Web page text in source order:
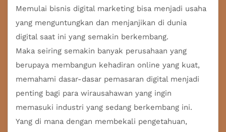
Memulai bisnis digital marketing bisa menjadi usaha
yang menguntungkan dan menjanjikan di dunia
digital saat ini yang semakin berkembang.
Maka seiring semakin banyak perusahaan yang
berupaya membangun kehadiran online yang kuat,
memahami dasar-dasar pemasaran digital menjadi
penting bagi para wirausahawan yang ingin
memasuki industri yang sedang berkembang ini.
Yang di mana dengan membekali pengetahuan,